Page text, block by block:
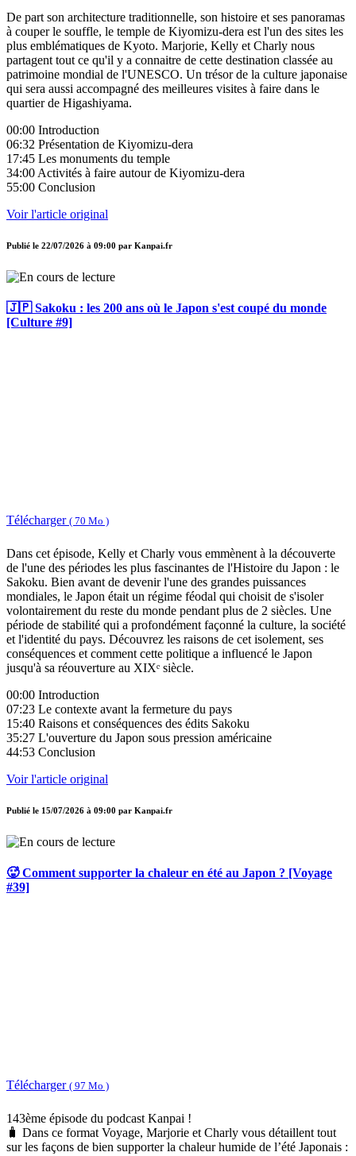
De part son architecture traditionnelle, son histoire et ses panoramas
à couper le souffle, le temple de Kiyomizu-dera est l'un des sites les
plus emblématiques de Kyoto. Marjorie, Kelly et Charly nous
partagent tout ce qu'il y a connaitre de cette destination classée au
patrimoine mondial de l'UNESCO. Un trésor de la culture japonaise
qui sera aussi accompagné des meilleures visites à faire dans le
quartier de Higashiyama.
00:00 Introduction
06:32 Présentation de Kiyomizu-dera
17:45 Les monuments du temple
34:00 Activités à faire autour de Kiyomizu-dera
55:00 Conclusion
Voir l'article original
Publié le 22/07/2026 à 09:00 par Kanpai.fr
🇯🇵 Sakoku : les 200 ans où le Japon s'est coupé du monde
[Culture #9]
Télécharger ( 70 Mo )
Dans cet épisode, Kelly et Charly vous emmènent à la découverte
de l'une des périodes les plus fascinantes de l'Histoire du Japon : le
Sakoku. Bien avant de devenir l'une des grandes puissances
mondiales, le Japon était un régime féodal qui choisit de s'isoler
volontairement du reste du monde pendant plus de 2 siècles. Une
période de stabilité qui a profondément façonné la culture, la société
et l'identité du pays. Découvrez les raisons de cet isolement, ses
conséquences et comment cette politique a influencé le Japon
jusqu'à sa réouverture au XIXᵉ siècle.
00:00 Introduction
07:23 Le contexte avant la fermeture du pays
15:40 Raisons et conséquences des édits Sakoku
35:27 L'ouverture du Japon sous pression américaine
44:53 Conclusion
Voir l'article original
Publié le 15/07/2026 à 09:00 par Kanpai.fr
🥵 Comment supporter la chaleur en été au Japon ? [Voyage
#39]
Télécharger ( 97 Mo )
143ème épisode du podcast Kanpai !
🧳 Dans ce format Voyage, Marjorie et Charly vous détaillent tout
sur les façons de bien supporter la chaleur humide de l’été Japonais :